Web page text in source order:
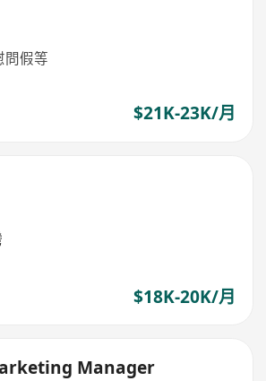
問假等
$21K-23K/月
$18K-20K/月
Manager